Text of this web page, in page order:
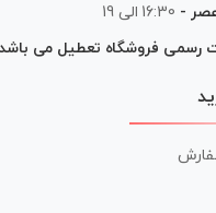
- 16:30 الی 19
رسمی فروشگاه تعطیل می باشد